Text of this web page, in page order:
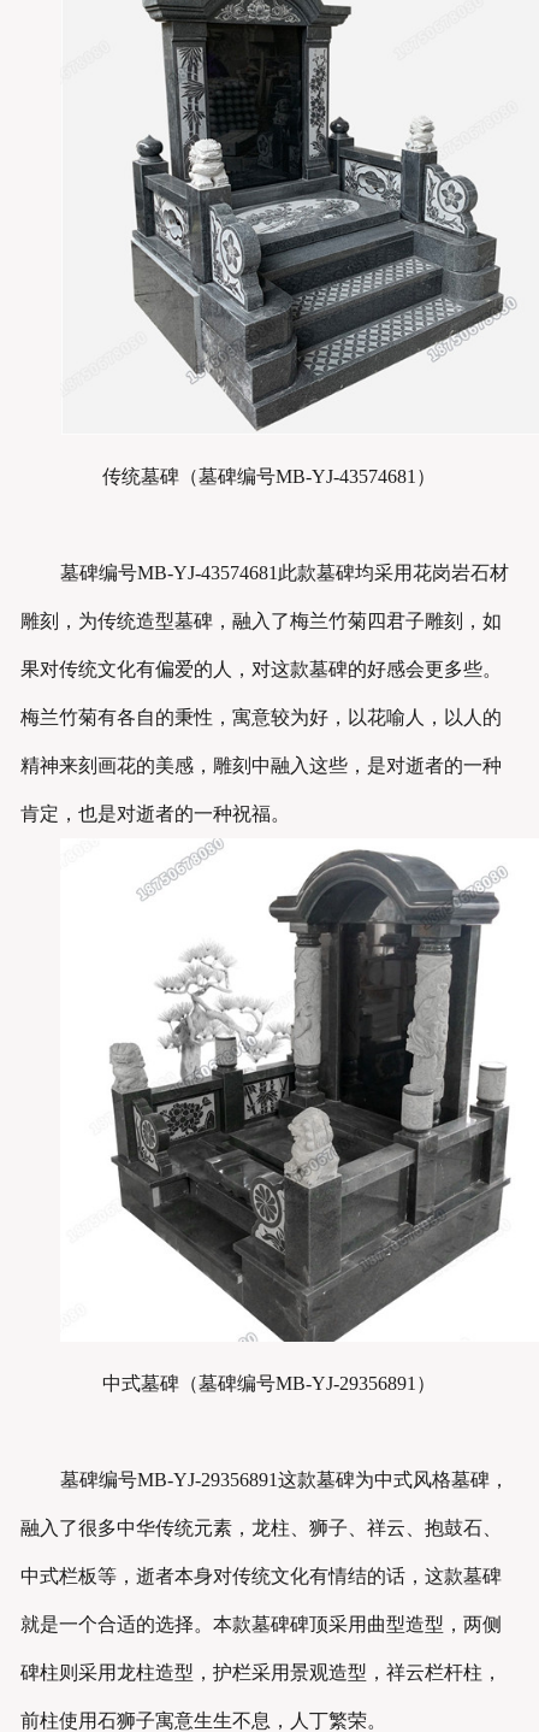
传统墓碑（墓碑编号MB-YJ-43574681）
墓碑编号MB-YJ-43574681此款墓碑均采用花岗岩石材
雕刻，为传统造型墓碑，融入了梅兰竹菊四君子雕刻，如
果对传统文化有偏爱的人，对这款墓碑的好感会更多些。
梅兰竹菊有各自的秉性，寓意较为好，以花喻人，以人的
精神来刻画花的美感，雕刻中融入这些，是对逝者的一种
肯定，也是对逝者的一种祝福。
中式墓碑（墓碑编号MB-YJ-29356891 ）
墓碑编号MB-YJ-29356891这款墓碑为中式风格墓碑，
融入了很多中华传统元素，龙柱、狮子、祥云、抱鼓石、
中式栏板等，逝者本身对传统文化有情结的话，这款墓碑
就是一个合适的选择。本款墓碑碑顶采用曲型造型，两侧
碑柱则采用龙柱造型，护栏采用景观造型，祥云栏杆柱，
前柱使用石狮子寓意生生不息，人丁繁荣。